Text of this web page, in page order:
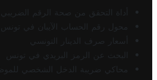
أداة التحقق من صحة الرقم
محول رقم الحساب الآيبان في تونس
أسعار صرف الدينار التونسي
البحث عن الرمز البريدي في تونس
محاكي ضريبة الدخل الشخصي